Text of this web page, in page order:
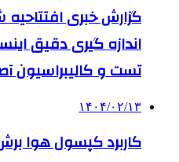
گزارش خبری
اندازه گیری دقیق
تست و کالیبراسیون
۱۴۰۴/۰۲/۱۳
کاربرد کپسول هوا